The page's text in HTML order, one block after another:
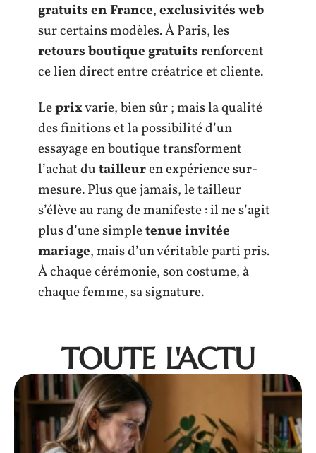
gratuits en France,exclusivités web
sur certains modèles. À Paris, les
retours boutique gratuitsrenforcent
ce lien direct entre créatrice et cliente.
Leprixvarie, bien sûr ; mais la qualité
des finitions et la possibilité d’un
essayage en boutique transforment
l’achat dutailleuren expérience sur-
mesure. Plus que jamais, le tailleur
s’élève au rang de manifeste : il ne s’agit
plus d’une simpletenue invitée
mariage, mais d’un véritable parti pris.
À chaque cérémonie, son costume, à
chaque femme, sa signature.
TOUTE L'ACTU